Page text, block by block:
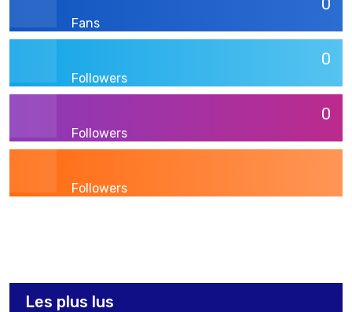
0
Fans
0
Followers
0
Followers
Followers
Les plus lus